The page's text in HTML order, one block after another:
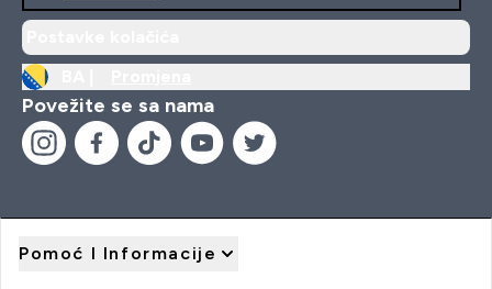
Povežite se sa nama
Pomoć I Informacije